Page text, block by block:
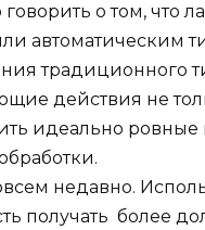
о том, что
автоматическим
традиционного
действия не
идеально
недавно.
получать более